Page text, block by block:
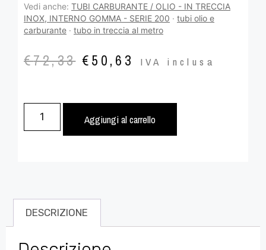
Vedi anche: TUBI CARBURANTE / OLIO - IN TRECCIA
INOX, INTERNO GOMMA - SERIE 200 · tubi olio e
carburante · tubo in treccia al metro
€72,33 €50,63 IVA inclusa
Aggiungi al carrello
DESCRIZIONE